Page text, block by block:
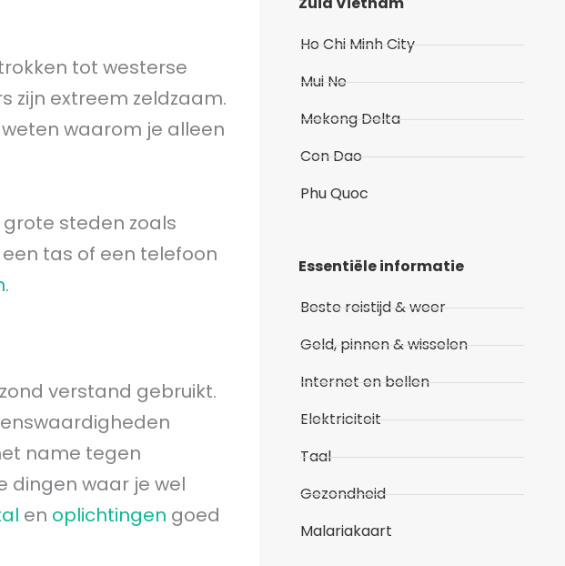
tot westerse
zijn extreem zeldzaam.
waarom je alleen
steden zoals
tas of een telefoon
.
verstand gebruikt.
name tegen
dingen waar je wel
en oplichtingen goed
Ho Chi Minh City
Mui Ne
Mekong Delta
Con Dao
Phu Quoc
Essentiële informatie
Beste reistijd & weer
Geld, pinnen & wisselen
Internet en bellen
Elektriciteit
Taal
Gezondheid
Malariakaart